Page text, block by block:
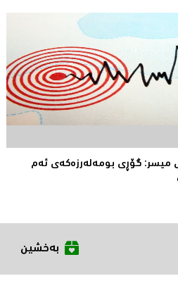
میسر: گۆڕی بومه‌له‌رزه‌كه‌ی ئه‌م
بەخشین